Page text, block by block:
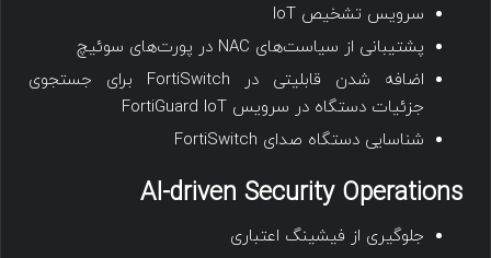
سرویس تشخیص IoT
پشتیبانی از سیاست‌های NAC در پورت‌های سوئیچ
اضافه شدن قابلیتی در FortiSwitch برای جستجوی
جزئیات دستگاه در سرویس FortiGuard IoT
شناسایی دستگاه صدای FortiSwitch
AI-driven Security Operations
جلوگیری از فیشینگ اعتباری